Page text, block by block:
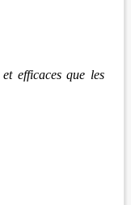
efficaces que les